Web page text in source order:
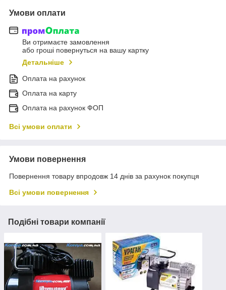
Умови оплати
Ви отримаєте замовлення
або гроші повернуться на вашу картку
Детальніше
Оплата на рахунок
Оплата на карту
Оплата на рахунок ФОП
Всі умови оплати
Умови повернення
Повернення товару впродовж 14 днів за рахунок покупця
Всі умови повернення
Подібні товари компанії